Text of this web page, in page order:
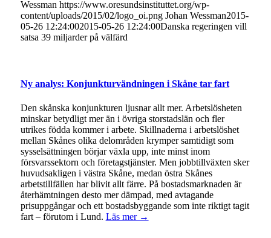
Wessman https://www.oresundsinstituttet.org/wp-
content/uploads/2015/02/logo_oi.png Johan Wessman2015-
05-26 12:24:002015-05-26 12:24:00Danska regeringen vill
satsa 39 miljarder på välfärd
Ny analys: Konjunkturvändningen i Skåne tar fart
Den skånska konjunkturen ljusnar allt mer. Arbetslösheten
minskar betydligt mer än i övriga storstadslän och fler
utrikes födda kommer i arbete. Skillnaderna i arbetslöshet
mellan Skånes olika delområden krymper samtidigt som
sysselsättningen börjar växla upp, inte minst inom
försvarssektorn och företagstjänster. Men jobbtillväxten sker
huvudsakligen i västra Skåne, medan östra Skånes
arbetstillfällen har blivit allt färre. På bostadsmarknaden är
återhämtningen desto mer dämpad, med avtagande
prisuppgångar och ett bostadsbyggande som inte riktigt tagit
fart – förutom i Lund. Läs mer →